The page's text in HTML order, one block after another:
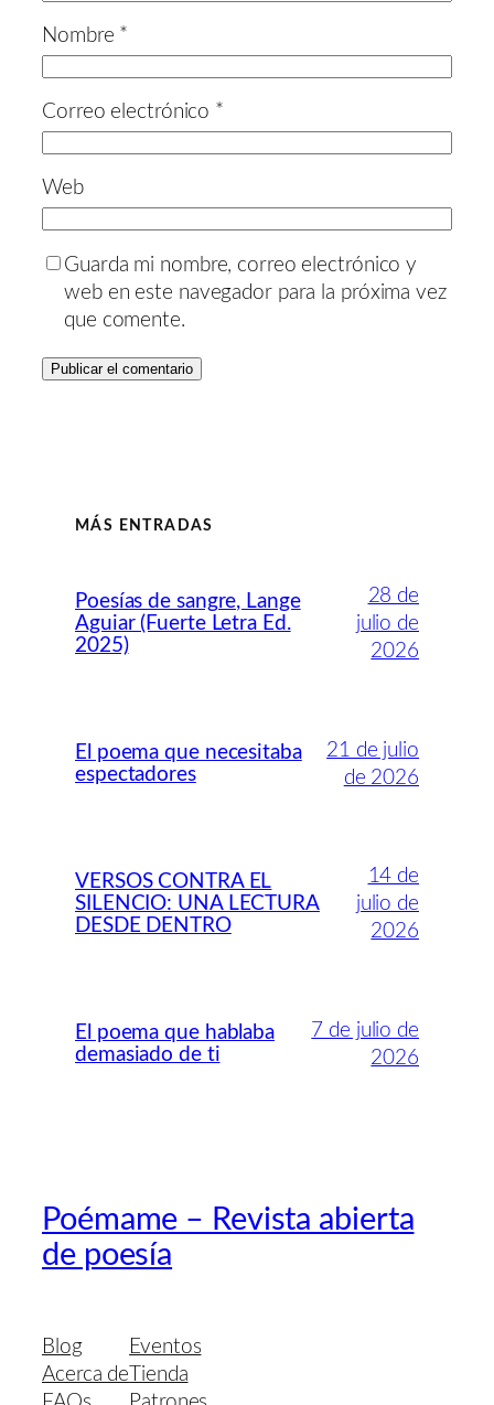
Nombre *
Correo electrónico *
Web
Guarda mi nombre, correo electrónico y
web en este navegador para la próxima vez
que comente.
MÁS ENTRADAS
Poesías de sangre, Lange
Aguiar (Fuerte Letra Ed.
2025)
28 de
julio de
2026
El poema que necesitaba
espectadores
21 de julio
de 2026
VERSOS CONTRA EL
SILENCIO: UNA LECTURA
DESDE DENTRO
14 de
julio de
2026
El poema que hablaba
demasiado de ti
7 de julio de
2026
Poémame – Revista abierta
de poesía
Blog
Acerca de
Eventos
Tienda